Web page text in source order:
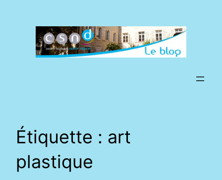
Étiquette : art
plastique